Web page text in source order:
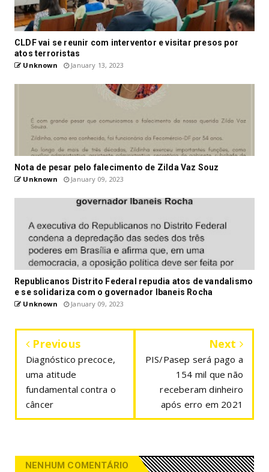
CLDF vai se reunir com interventor e visitar presos por
atos terroristas
Unknown January 13, 2023
Nota de pesar pelo falecimento de Zilda Vaz Souz
Unknown January 09, 2023
Republicanos Distrito Federal repudia atos de vandalismo
e se solidariza com o governador Ibaneis Rocha
Unknown January 09, 2023
Previous
Diagnóstico precoce,
uma atitude
fundamental contra o
câncer
Next
PIS/Pasep será pago a
154 mil que não
receberam dinheiro
após erro em 2021
NENHUM COMENTÁRIO